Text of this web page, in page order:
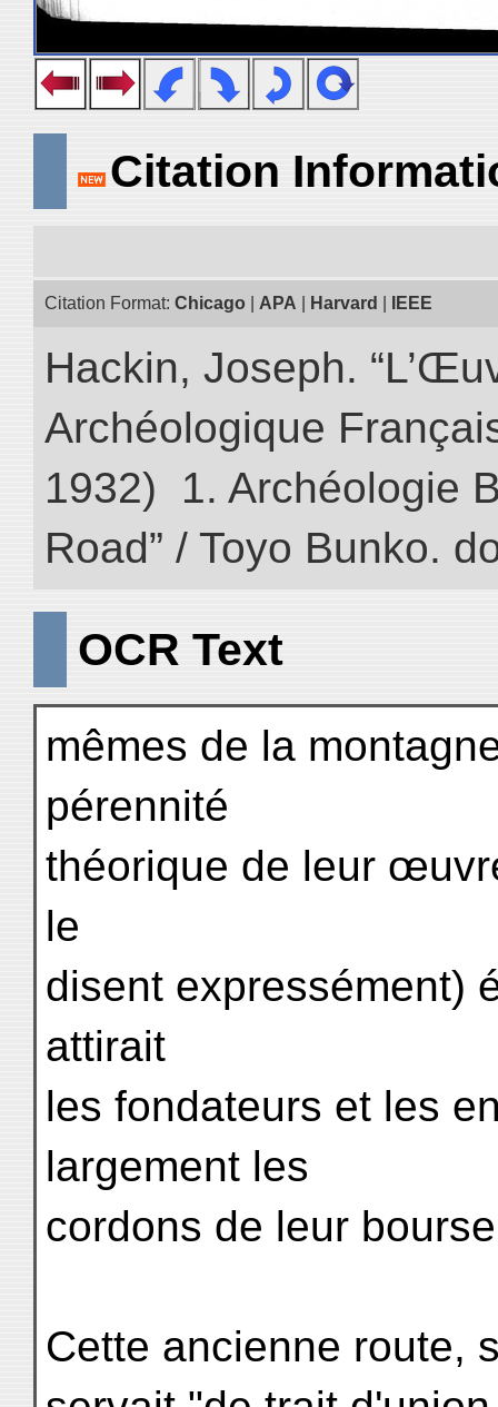
Citation
Citation Format: Chicago APA Harvard IEEE
Hackin, Joseph.
Archéologique
1932) 1. Archéologie
Road” / Toyo Bunko.
OCR Text
mêmes de la
pérennité
théorique de leur
le
disent expressément)
attirait
les fondateurs et les
largement les
cordons de leur bourse
Cette ancienne route,